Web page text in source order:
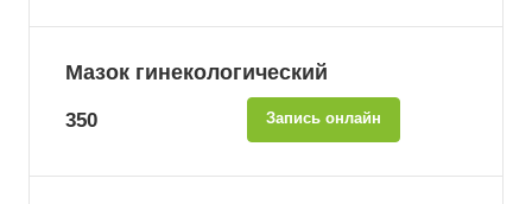
Мазок гинекологический
350 Запись онлайн